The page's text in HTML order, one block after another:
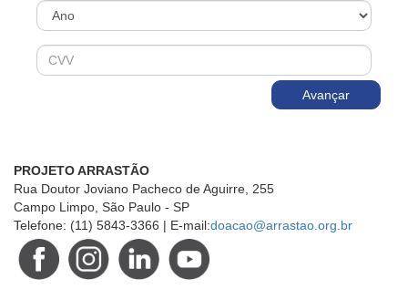
Avançar
PROJETO ARRASTÃO
Rua Doutor Joviano Pacheco de Aguirre, 255
Campo Limpo, São Paulo - SP
Telefone: (11) 5843-3366 | E-mail:doacao@arrastao.org.br